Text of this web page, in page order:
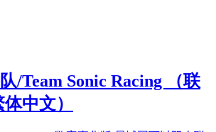
/Team Sonic Racing （联
中文）